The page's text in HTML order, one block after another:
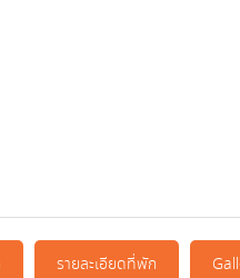
รายละเอียดที่พัก